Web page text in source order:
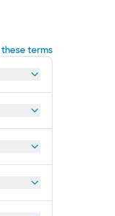
these terms